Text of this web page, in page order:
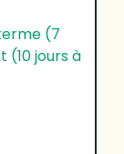
(7
(10 jours à